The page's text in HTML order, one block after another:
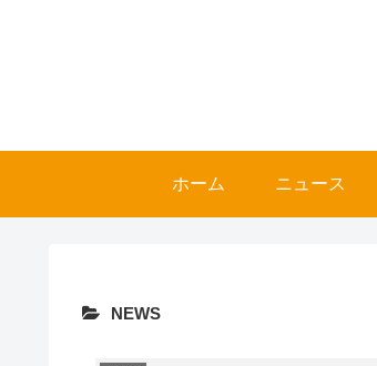
ホーム ニュース
NEWS